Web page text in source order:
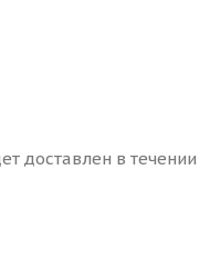
доставлен в течении